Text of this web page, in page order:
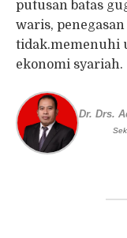
putusan batas
waris,
tidak.memenuhi
ekonomi syariah.
Dr. Drs.